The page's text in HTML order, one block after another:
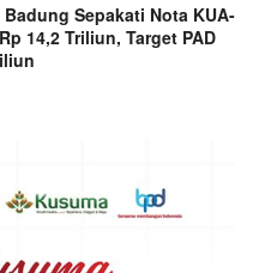
Badung Sepakati Nota KUA-
14,2 Triliun, Target PAD